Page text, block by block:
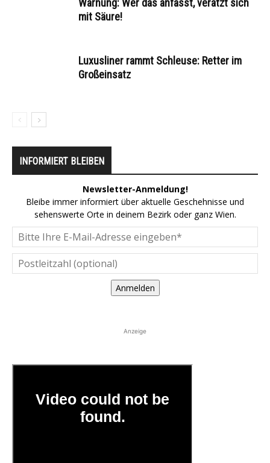
Warnung: Wer das anfasst, verätzt sich
mit Säure!
Luxusliner rammt Schleuse: Retter im
Großeinsatz
INFORMIERT BLEIBEN
Newsletter-Anmeldung!
Bleibe immer informiert über aktuelle Geschehnisse und
sehenswerte Orte in deinem Bezirk oder ganz Wien.
Anmelden
Anzeige